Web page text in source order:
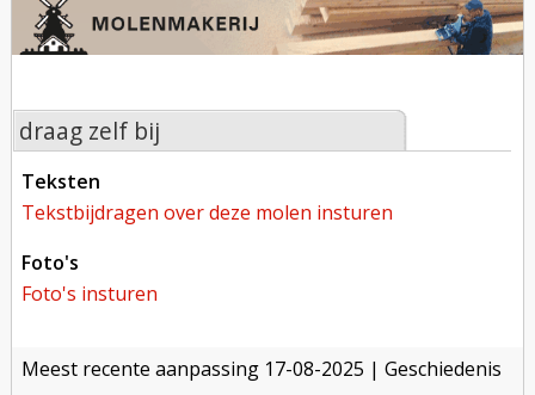
draag zelf bij
teksten
tekstbijdragen over deze molen insturen
foto's
foto's insturen
meest recente aanpassing 17-08-2025 | Geschiedenis